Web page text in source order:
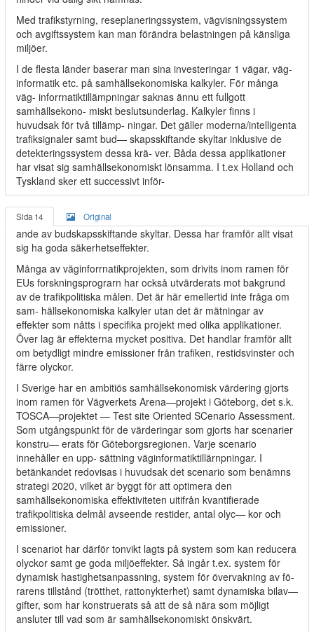
Med trafikstyrning, reseplaneringssystem, vägvisningssystem
och avgiftssystem kan man förändra belastningen på känsliga
miljöer.
I de flesta länder baserar man sina investeringar 1 vägar, väg-
informatik etc. på samhällsekonomiska kalkyler. För många
väg- inforrnatiktillämpningar saknas ännu ett fullgott
samhällsekono- miskt beslutsunderlag. Kalkyler finns i
huvudsak för två tillämp- ningar. Det gäller moderna/intelligenta
trafiksignaler samt bud— skapsskiftande skyltar inklusive de
detekteringssystem dessa krä- ver. Båda dessa applikationer
har visat sig samhällsekonomiskt lönsamma. I t.ex Holland och
Tyskland sker ett successivt inför-
Sida 14 Original
ande av budskapsskiftande skyltar. Dessa har framför allt visat
sig ha goda säkerhetseffekter.
Många av väginforrnatikprojekten, som drivits inom ramen för
EUs forskningsprograrn har också utvärderats mot bakgrund
av de trafikpolitiska målen. Det är här emellertid inte fråga om
sam- hällsekonomiska kalkyler utan det är mätningar av
effekter som nåtts i specifika projekt med olika applikationer.
Över lag är effekterna mycket positiva. Det handlar framför allt
om betydligt mindre emissioner från trafiken, restidsvinster och
färre olyckor.
I Sverige har en ambitiös samhällsekonomisk värdering gjorts
inom ramen för Vägverkets Arena—projekt i Göteborg, det s.k.
TOSCA—projektet — Test site Oriented SCenario Assessment.
Som utgångspunkt för de värderingar som gjorts har scenarier
konstru— erats för Göteborgsregionen. Varje scenario
innehåller en upp- sättning väginformatiktillärnpningar. I
betänkandet redovisas i huvudsak det scenario som benämns
strategi 2020, vilket är byggt för att optimera den
samhällsekonomiska effektiviteten uitifrån kvantifierade
trafikpolitiska delmål avseende restider, antal olyc— kor och
emissioner.
I scenariot har därför tonvikt lagts på system som kan reducera
olyckor samt ge goda miljöeffekter. Så ingår t.ex. system för
dynamisk hastighetsanpassning, system för övervakning av fö-
rarens tillstånd (trötthet, rattonykterhet) samt dynamiska bilav—
gifter, som har konstruerats så att de så nära som möjligt
ansluter till vad som är samhällsekonomiskt önskvärt.